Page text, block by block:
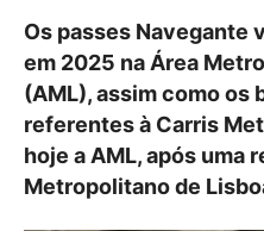
Os passes Navegante
em 2025 na Área
(AML), assim como os
referentes à Carris
hoje a AML, após uma
Metropolitano de